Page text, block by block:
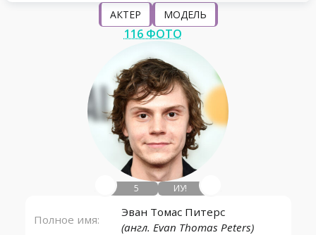
АКТЕР МОДЕЛЬ
116 ФОТО
5 ИУ!
Полное имя:
Эван Томас Питерс
(англ. Evan Thomas Peters)